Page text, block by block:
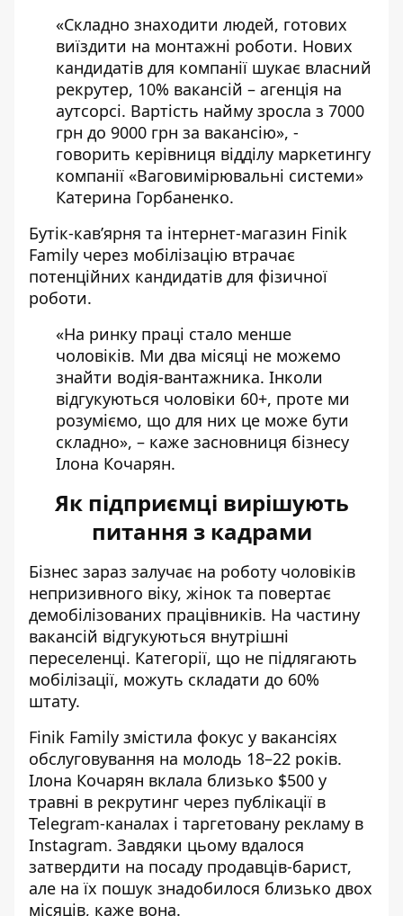
«Складно знаходити людей, готових
виїздити на монтажні роботи. Нових
кандидатів для компанії шукає власний
рекрутер, 10% вакансій – агенція на
аутсорсі. Вартість найму зросла з 7000
грн до 9000 грн за вакансію», -
говорить керівниця відділу маркетингу
компанії «Ваговимірювальні системи»
Катерина Горбаненко.
Бутік-кав’ярня та інтернет-магазин Finik
Family через мобілізацію втрачає
потенційних кандидатів для фізичної
роботи.
«На ринку праці стало менше
чоловіків. Ми два місяці не можемо
знайти водія-вантажника. Інколи
відгукуються чоловіки 60+, проте ми
розуміємо, що для них це може бути
складно», – каже засновниця бізнесу
Ілона Кочарян.
Як підприємці вирішують
питання з кадрами
Бізнес зараз залучає на роботу чоловіків
непризивного віку, жінок та повертає
демобілізованих працівників. На частину
вакансій відгукуються внутрішні
переселенці. Категорії, що не підлягають
мобілізації, можуть складати до 60%
штату.
Finik Family змістила фокус у вакансіях
обслуговування на молодь 18–22 років.
Ілона Кочарян вклала близько $500 у
травні в рекрутинг через публікації в
Telegram-каналах і таргетовану рекламу в
Instagram. Завдяки цьому вдалося
затвердити на посаду продавців-барист,
але на їх пошук знадобилося близько двох
місяців, каже вона.